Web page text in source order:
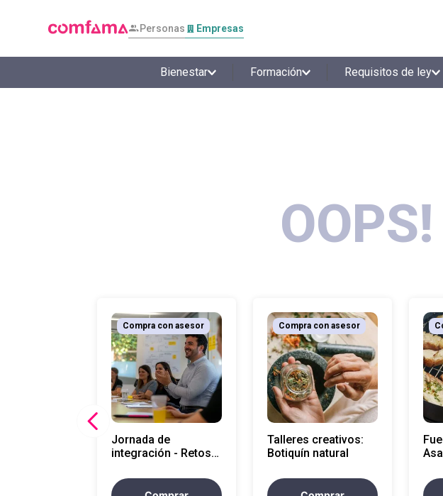
Personas Empresas
Bienestar Formación Requisitos de ley
OOPS!
Jornada de
integración - Retos
Compra con asesor
Talleres creativos:
Botiquín natural
Compra con asesor
LO MÁS BUSCADO
1.
smart fit
6.
bolos
torneo bolos